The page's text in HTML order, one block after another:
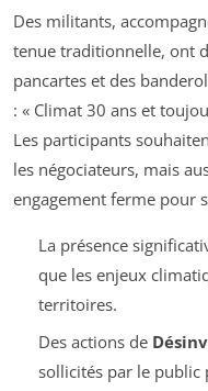
Des militants,
tenue traditionnelle, ont
pancartes et des
: « Climat 30 ans et
Les participants
les négociateurs, mais
engagement ferme pour
La présence
que les enjeux
territoires.
Des actions de
sollicités par le public